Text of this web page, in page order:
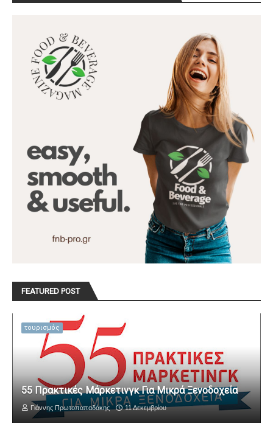
FEATURED POST
τουρισμός
55 Πρακτικές Μάρκετινγκ Για Μικρά Ξενοδοχεία
Γιάννης Πρωτοπαπαδάκης 11 Δεκεμβρίου